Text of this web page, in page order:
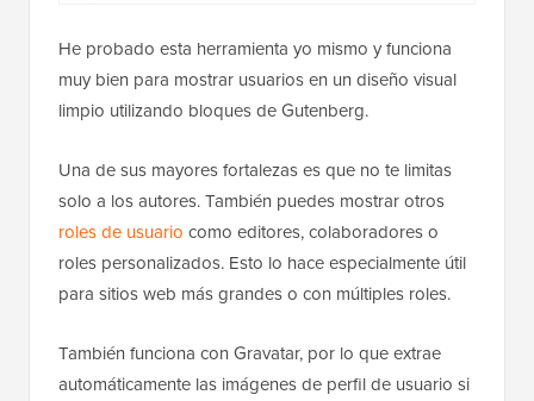
He probado esta herramienta yo mismo y funciona
muy bien para mostrar usuarios en un diseño visual
limpio utilizando bloques de Gutenberg.
Una de sus mayores fortalezas es que no te limitas
solo a los autores. También puedes mostrar otros
roles de usuario como editores, colaboradores o
roles personalizados. Esto lo hace especialmente útil
para sitios web más grandes o con múltiples roles.
También funciona con Gravatar, por lo que extrae
automáticamente las imágenes de perfil de usuario si